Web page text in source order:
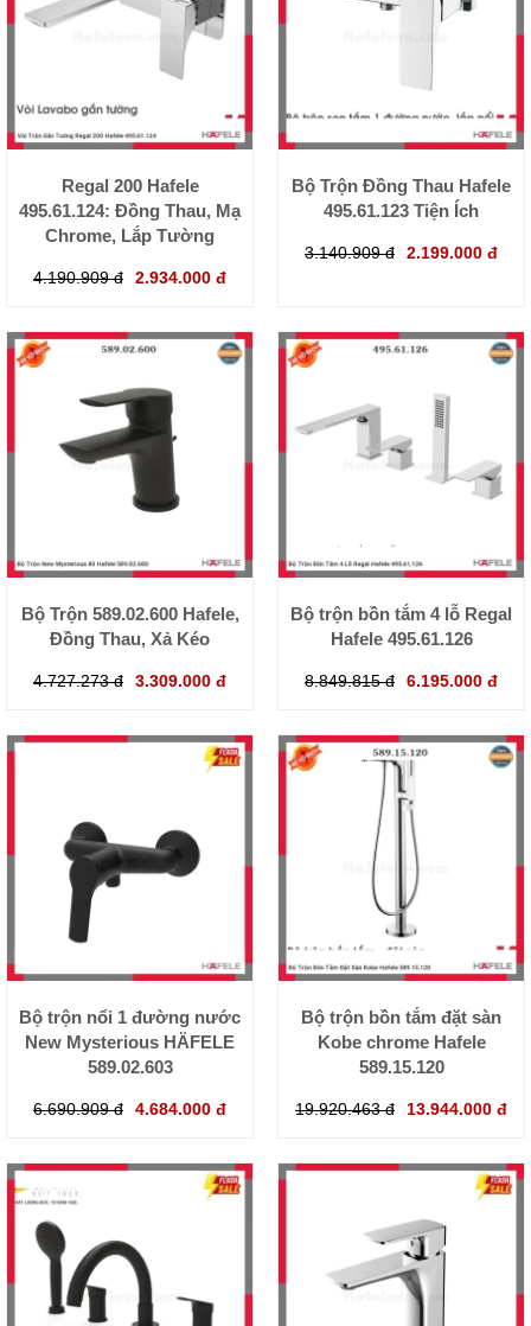
Regal 200 Hafele
495.61.124: Đồng Thau, Mạ
Chrome, Lắp Tường
4.190.909 đ 2.934.000 đ
Bộ Trộn Đồng Thau Hafele
495.61.123 Tiện Ích
3.140.909 đ 2.199.000 đ
Bộ Trộn 589.02.600 Hafele,
Đồng Thau, Xả Kéo
4.727.273 đ 3.309.000 đ
Bộ trộn bồn tắm 4 lỗ Regal
Hafele 495.61.126
8.849.815 đ 6.195.000 đ
Bộ trộn nổi 1 đường nước
New Mysterious HÄFELE
589.02.603
6.690.909 đ 4.684.000 đ
Bộ trộn bồn tắm đặt sàn
Kobe chrome Hafele
589.15.120
19.920.463 đ 13.944.000 đ